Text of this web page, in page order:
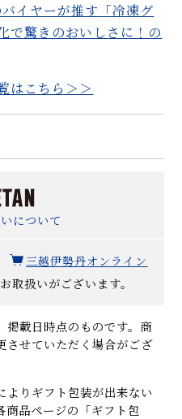
イヤーが推す「冷凍グ
で驚きのおいしさに！の
はこちら＞＞
について
三越伊勢丹オンライン
取扱いがございます。
載日時点のものです。商
させていただく場合がござ
りギフト包装が出来ない
商品ページの「ギフト包